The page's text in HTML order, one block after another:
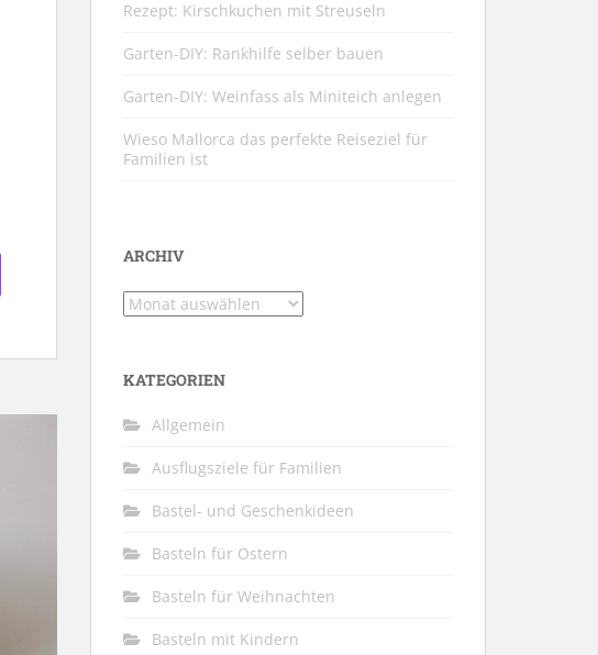
Rezept: Kirschkuchen mit Streuseln
Garten-DIY: Rankhilfe selber bauen
Garten-DIY: Weinfass als Miniteich anlegen
Wieso Mallorca das perfekte Reiseziel für
Familien ist
ARCHIV
Archiv
KATEGORIEN
Allgemein
Ausflugsziele für Familien
Bastel- und Geschenkideen
Basteln für Ostern
Basteln für Weihnachten
Basteln mit Kindern